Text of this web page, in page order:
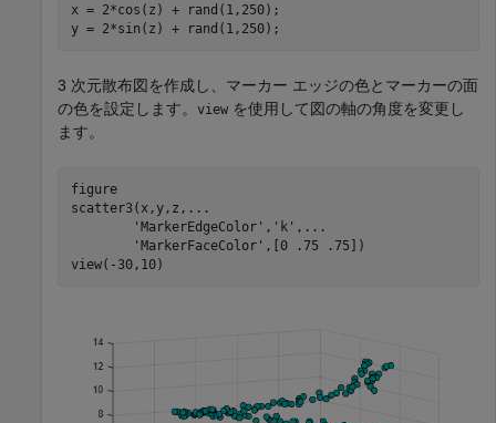
x = 2*cos(z) + rand(1,250);
y = 2*sin(z) + rand(1,250);
3 次元散布図を作成し、マーカー エッジの色とマーカーの面
の色を設定します。 view を使用して図の軸の角度を変更し
ます。
figure
scatter3(x,y,z, ...
'MarkerEdgeColor' , 'k' , ...
'MarkerFaceColor' ,[0 .75 .75])
view(-30,10)